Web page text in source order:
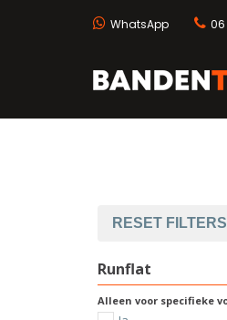
WhatsApp 06
RESET FILTERS
Runflat
Alleen voor specifieke